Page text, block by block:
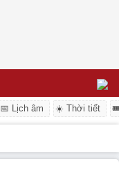
📅 Lịch âm ☀️ Thời tiết